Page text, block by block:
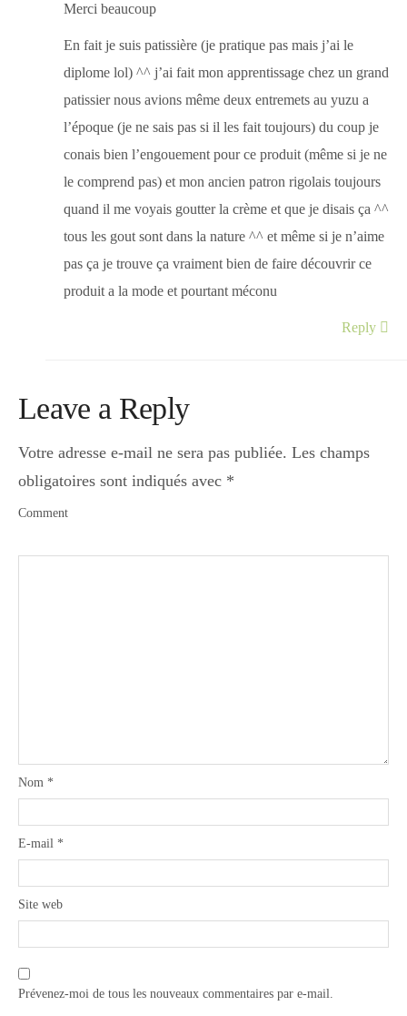
Merci beaucoup
En fait je suis patissière (je pratique pas mais j’ai le
diplome lol) ^^ j’ai fait mon apprentissage chez un grand
patissier nous avions même deux entremets au yuzu a
l’époque (je ne sais pas si il les fait toujours) du coup je
conais bien l’engouement pour ce produit (même si je ne
le comprend pas) et mon ancien patron rigolais toujours
quand il me voyais goutter la crème et que je disais ça ^^
tous les gout sont dans la nature ^^ et même si je n’aime
pas ça je trouve ça vraiment bien de faire découvrir ce
produit a la mode et pourtant méconu
Reply
Leave a Reply
Votre adresse e-mail ne sera pas publiée. Les champs
obligatoires sont indiqués avec *
Comment
Nom *
E-mail *
Site web
Prévenez-moi de tous les nouveaux commentaires par e-mail.